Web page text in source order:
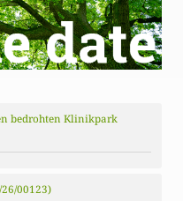
bedrohten Klinikpark
26/00123)